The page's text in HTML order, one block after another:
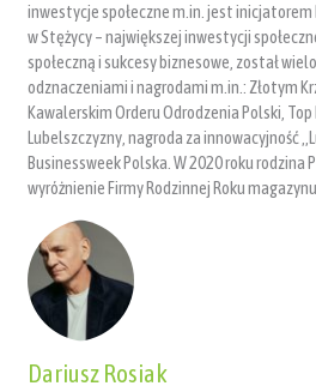
inwestycje społeczne m.in. jest inicjatorem
w Stężycy – największej inwestycji
społeczną i sukcesy biznesowe, został
odznaczeniami i nagrodami m.in.: Złotym
Kawalerskim Orderu Odrodzenia Polski, Top
Lubelszczyzny, nagroda za innowacyjność
Businessweek Polska. W 2020 roku rodzina
wyróżnienie Firmy Rodzinnej Roku magazynu
Dariusz Rosiak